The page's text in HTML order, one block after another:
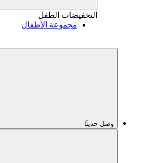
التخفيضات الطفل
مجموعة الأطفال
وصل حديثًا